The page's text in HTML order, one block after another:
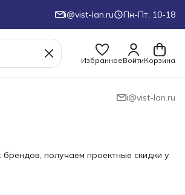
i@vist-lan.ru Пн-Пт, 10-18
ИзбранноеВойтиКорзина
i@vist-lan.ru
получаем проектные скидки у